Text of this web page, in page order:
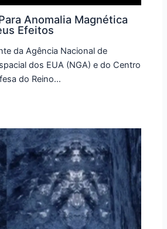
Anomalia Magnética
Efeitos
da Agência Nacional de
dos EUA (NGA) e do Centro
do Reino…